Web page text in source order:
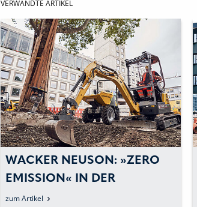
VERWANDTE ARTIKEL
WACKER NEUSON: »ZERO
EMISSION« IN DER
STUTTGARTER INNENSTADT
zum Artikel